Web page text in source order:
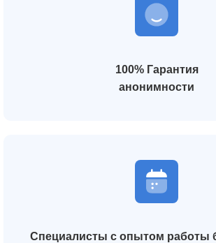
100% Гарантия
анонимности
Специалисты с опытом работы